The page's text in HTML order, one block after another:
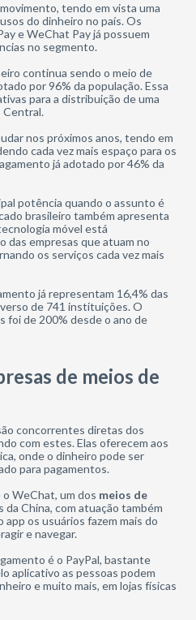
tendo em vista uma
do dinheiro no país. Os
e WeChat Pay já possuem
no segmento.
continua sendo o meio de
por 96% da população. Essa
para a distribuição de uma
Central.
nos próximos anos, tendo em
cada vez mais espaço para os
já adotado por 46% da
potência quando o assunto é
brasileiro também apresenta
móvel está
das empresas que atuam no
os serviços cada vez mais
já representam 16,4% das
de 741 instituições. O
foi de 200% desde o ano de
de meios de
concorrentes diretas dos
com estes. Elas oferecem aos
onde o dinheiro pode ser
para pagamentos.
WeChat, um dos meios de
da China, com atuação também
os usuários fazem mais do
e navegar.
é o PayPal, bastante
aplicativo as pessoas podem
e muito mais, em lojas físicas